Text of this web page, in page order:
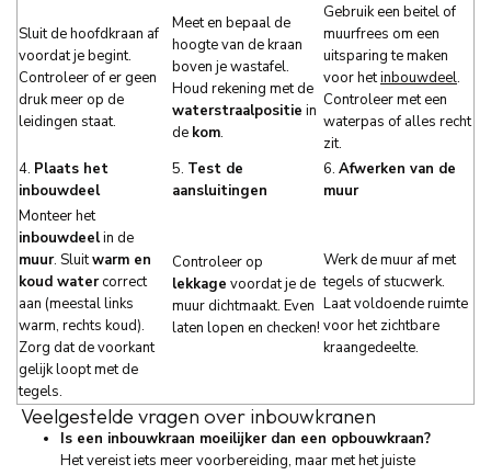
Sluit de hoofdkraan af
voordat je begint.
Controleer of er geen
druk meer op de
leidingen staat.
Meet en bepaal de
hoogte van de kraan
boven je wastafel.
Houd rekening met de
waterstraalpositie in
de kom.
Gebruik een beitel of
muurfrees om een
uitsparing te maken
voor hetinbouwdeel.
Controleer met een
waterpas of alles recht
zit.
4. Plaats het
inbouwdeel
5. Test de
aansluitingen
6. Afwerken van de
muur
Monteer het
inbouwdeelin de
muur. Sluitwarm en
koud watercorrect
aan (meestal links
warm, rechts koud).
Zorg dat de voorkant
gelijk loopt met de
tegels.
Controleer op
lekkage voordat je de
muur dichtmaakt. Even
laten lopen en checken!
Werk de muur af met
tegels of stucwerk.
Laat voldoende ruimte
voor het zichtbare
kraangedeelte.
Veelgestelde vragen over inbouwkranen
Is een inbouwkraan moeilijker dan een opbouwkraan?
Het vereist iets meer voorbereiding, maar met het juiste